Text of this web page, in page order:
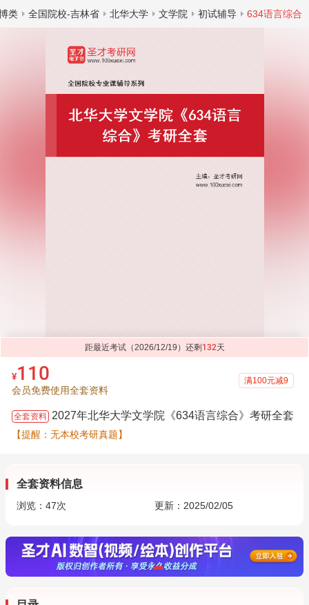
类 全国院校-吉林省 北华大学 文学院 初试辅导 634语言综合
距最近考试（2026/12/19）还剩 132天
¥110
会员免费使用全套资料
满100元减9
全套资料 2027年北华大学文学院《634语言综合》考研全套
【提醒：无本校考研真题】
全套资料信息
浏览： 47次 更新：2025/02/05